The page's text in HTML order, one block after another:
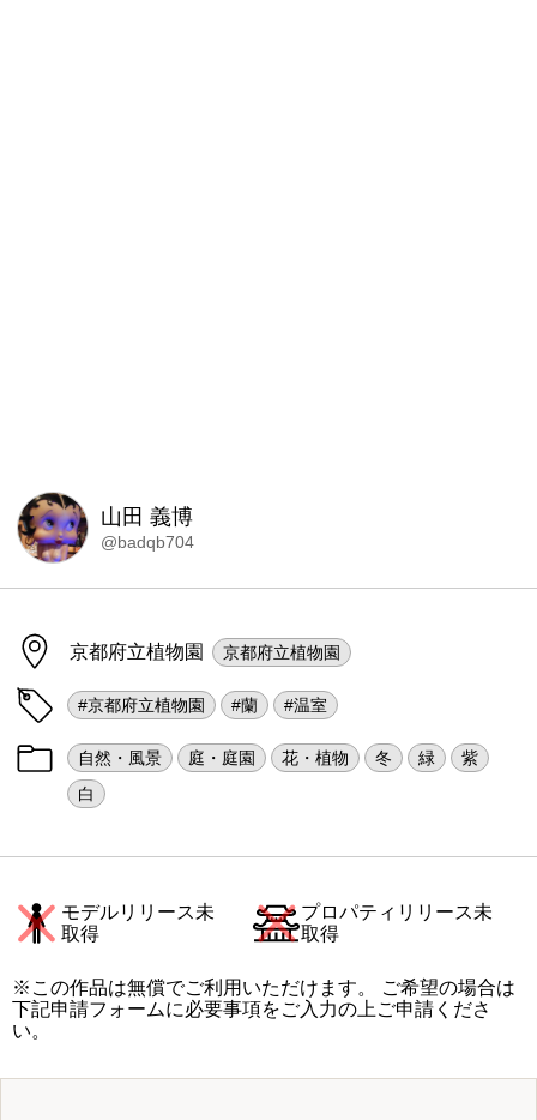
山田 義博
@badqb704
京都府立植物園 京都府立植物園
#京都府立植物園 #蘭 #温室
自然・風景 庭・庭園 花・植物 冬 緑
紫
白
モデルリリース未
取得
プロパティリリース未
取得
※この作品は無償でご利用いただけます。 ご希望の場合は
下記申請フォームに必要事項をご入力の上ご申請くださ
い。